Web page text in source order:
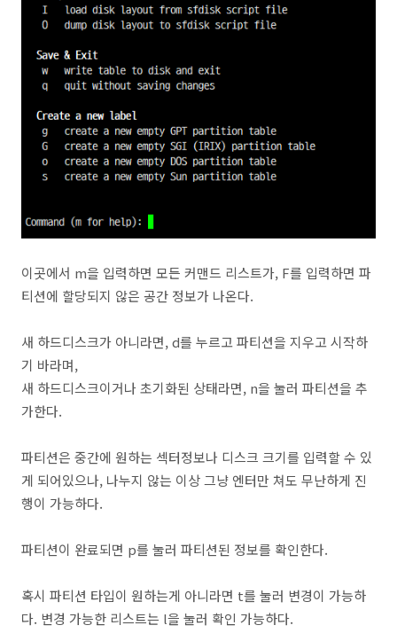
이곳에서 m을 입력하면 모든 커맨드 리스트가, F를 입력하면 파
티션에 할당되지 않은 공간 정보가 나온다.
새 하드디스크가 아니라면, d를 누르고 파티션을 지우고 시작하
기 바라며,
새 하드디스크이거나 초기화된 상태라면, n을 눌러 파티션을 추
가한다.
파티션은 중간에 원하는 섹터정보나 디스크 크기를 입력할 수 있
게 되어있으나, 나누지 않는 이상 그냥 엔터만 쳐도 무난하게 진
행이 가능하다.
파티션이 완료되면 p를 눌러 파티션된 정보를 확인한다.
혹시 파티션 타입이 원하는게 아니라면 t를 눌러 변경이 가능하
다. 변경 가능한 리스트는 l을 눌러 확인 가능하다.